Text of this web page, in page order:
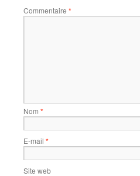
Commentaire *
Nom *
E-mail *
Site web